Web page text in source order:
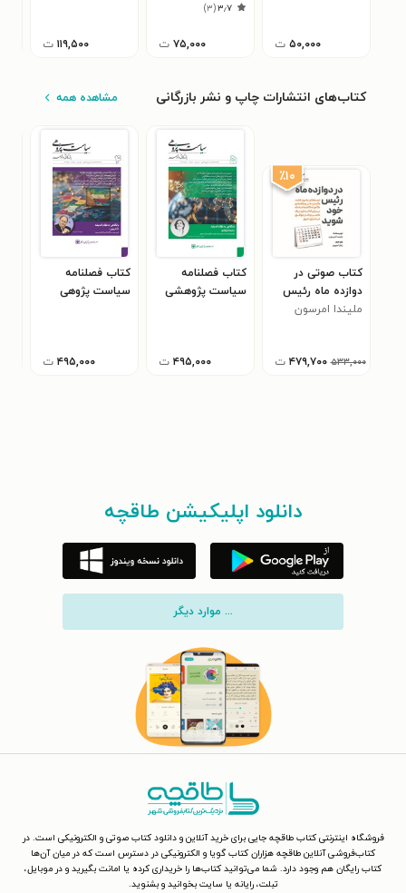
۵۰,۰۰۰ ت
۳٫۷(۳)
۷۵,۰۰۰ ت ۱۱۹,۵۰۰ ت
کتاب‌های انتشارات چاپ و نشر بازرگانی مشاهده همه
٪۱۰
کتاب صوتی در
دوازده ماه رئیس
خود شوید
ملیندا امرسون
۵۳۳,۰۰۰ ۴۷۹,۷۰۰ ت
کتاب فصلنامه
سیاست پژوهشی
۴۹۵,۰۰۰ ت
کتاب فصلنامه
سیاست پژوهی
۴۹۵,۰۰۰ ت
دانلود اپلیکیشن طاقچه
... موارد دیگر
فروشگاه اینترنتی کتاب طاقچه جایی برای خرید آنلاین و دانلود کتاب صوتی و الکترونیکی است. در
کتاب‌فروشی آنلاین طاقچه هزاران کتاب گویا و الکترونیکی در دسترس است که در میان آن‌ها
کتاب رایگان هم وجود دارد. شما می‌توانید کتاب‌ها را خریداری کرده یا امانت بگیرید و در موبایل،
تبلت، رایانه یا سایت بخوانید و بشنوید.